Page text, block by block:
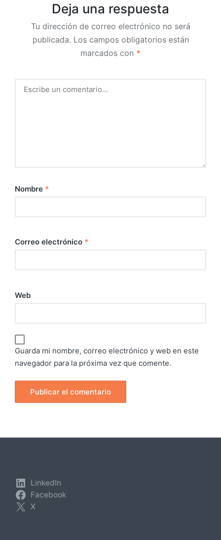
Deja una respuesta
Tu dirección de correo electrónico no será
publicada. Los campos obligatorios están
marcados con *
Nombre *
Correo electrónico *
Web
Guarda mi nombre, correo electrónico y web en este
navegador para la próxima vez que comente.
LinkedIn
Facebook
X